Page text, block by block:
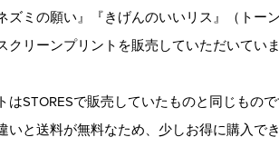
ズミの願い』『きげんのいいリス』（ト
クリーンプリントを販売していただいていま
はSTORESで販売していたものと同じもので
いと送料が無料なため、少しお得に購入でき